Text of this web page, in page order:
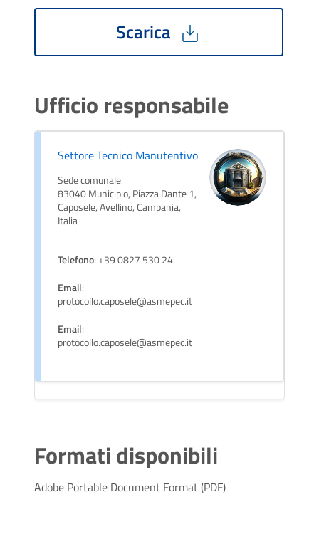
Scarica
Ufficio responsabile
Settore Tecnico Manutentivo
Sede comunale
83040 Municipio, Piazza Dante 1,
Caposele, Avellino, Campania,
Italia
Telefono: +39 0827 530 24
Email:
protocollo.caposele@asmepec.it
Email:
protocollo.caposele@asmepec.it
Formati disponibili
Adobe Portable Document Format (PDF)